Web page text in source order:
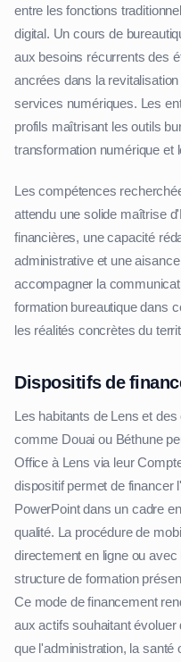
entre les fonctions
digital. Un cours de
aux besoins récurrents des
ancrées dans la
services numériques. Les
profils maîtrisant les outils
transformation numérique et
Les compétences
attendu une solide maîtrise
financières, une capacité
administrative et une
accompagner la
formation bureautique dans
les réalités concrètes du
Dispositifs de
Les habitants de Lens et
comme Douai ou Béthune
Office à Lens via leur
dispositif permet de financer
PowerPoint dans un cadre
qualité. La procédure de
directement en ligne ou
structure de formation
Ce mode de financement
aux actifs souhaitant
que l'administration, la